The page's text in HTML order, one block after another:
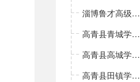
淄博鲁才高级中学
高青县青城学区中心小学
高青县高城学区中心小学
高青县田镇学区中心小学